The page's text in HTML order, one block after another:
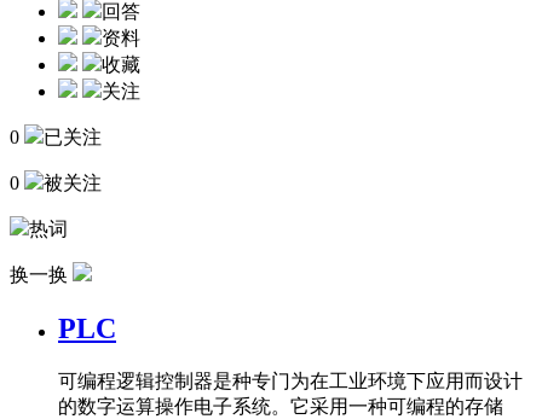
回答
资料
收藏
关注
0 已关注
0 被关注
热词
换一换
PLC
可编程逻辑控制器是种专门为在工业环境下应用而设计
的数字运算操作电子系统。它采用一种可编程的存储